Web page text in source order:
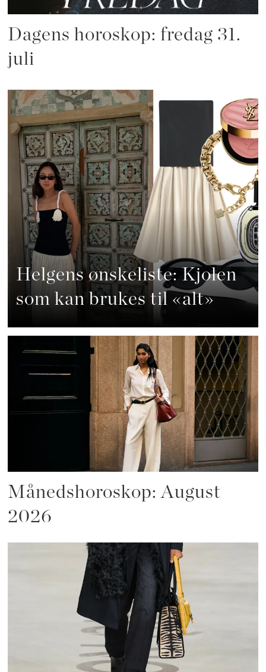
Dagens horoskop: fredag 31.
juli
Helgens ønskeliste: Kjolen
som kan brukes til «alt»
Månedshoroskop: August
2026